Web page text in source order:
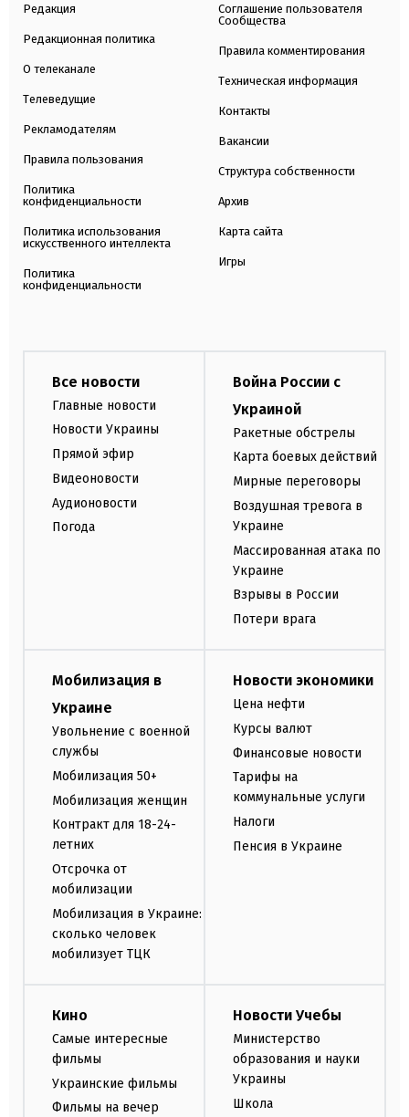
Редакция
Редакционная политика
О телеканале
Телеведущие
Рекламодателям
Правила пользования
Политика
конфиденциальности
Политика использования
искусственного интеллекта
Политика
конфиденциальности
Соглашение пользователя
Сообщества
Правила комментирования
Техническая информация
Контакты
Вакансии
Структура собственности
Архив
Карта сайта
Игры
Все новости
Главные новости
Новости Украины
Прямой эфир
Видеоновости
Аудионовости
Погода
Война России с
Украиной
Ракетные обстрелы
Карта боевых действий
Мирные переговоры
Воздушная тревога в
Украине
Массированная атака по
Украине
Взрывы в России
Потери врага
Мобилизация в
Украине
Увольнение с военной
службы
Мобилизация 50+
Мобилизация женщин
Контракт для 18-24-
летних
Отсрочка от
мобилизации
Мобилизация в Украине:
сколько человек
мобилизует ТЦК
Новости экономики
Цена нефти
Курсы валют
Финансовые новости
Тарифы на
коммунальные услуги
Налоги
Пенсия в Украине
Кино
Самые интересные
фильмы
Украинские фильмы
Фильмы на вечер
Новости Учебы
Министерство
образования и науки
Украины
Школа